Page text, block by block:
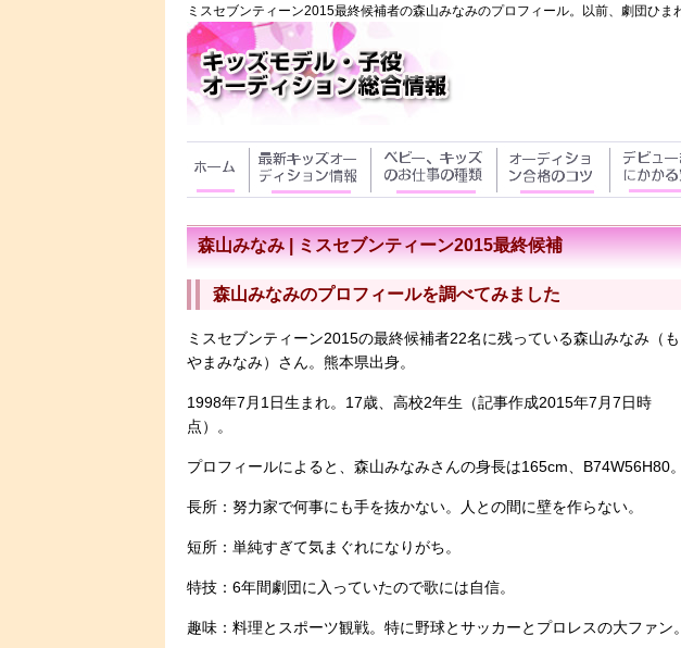
ミスセブンティーン2015最終候補者の森山みなみのプロフィール。以前、劇団ひま
森山みなみ | ミスセブンティーン2015最終候補
森山みなみのプロフィールを調べてみました
ミスセブンティーン2015の最終候補者22名に残っている森山みなみ （
やまみなみ）さん。熊本県出身。
1998年7月1日生まれ。17歳、高校2年生（記事作成2015年7月7日時
点）。
プロフィールによると、森山みなみさんの身長は165cm、B74W56H80。
長所：努力家で何事にも手を抜かない。人との間に壁を作らない。
短所：単純すぎて気まぐれになりがち。
特技：6年間劇団に入っていたので歌には自信。
趣味：料理とスポーツ観戦。特に野球とサッカーとプロレスの大ファン。